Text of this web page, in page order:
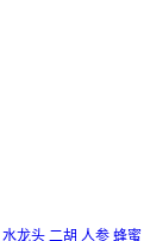
水龙头 二胡 人参 蜂蜜